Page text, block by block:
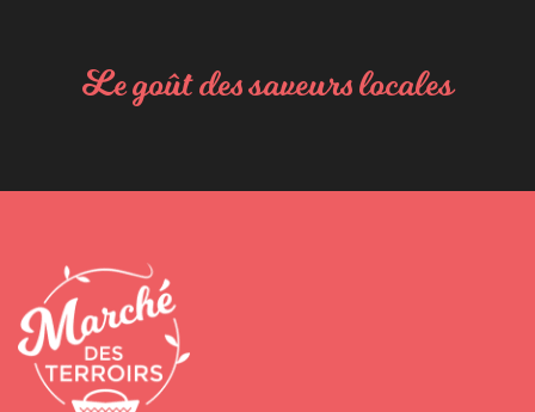
Le goût des saveurs locales